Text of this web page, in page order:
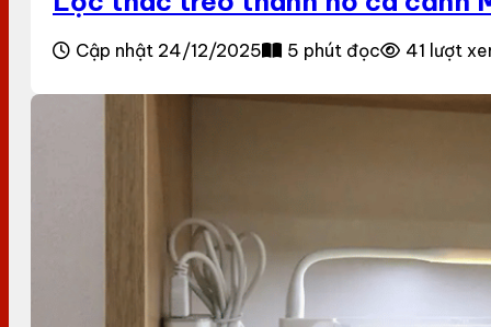
Cập nhật 24/12/2025 5 phút đọc 41 lượt